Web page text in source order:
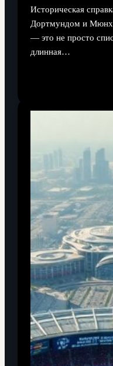
Историческая
Дортмундом и
— это не просто
длинная…